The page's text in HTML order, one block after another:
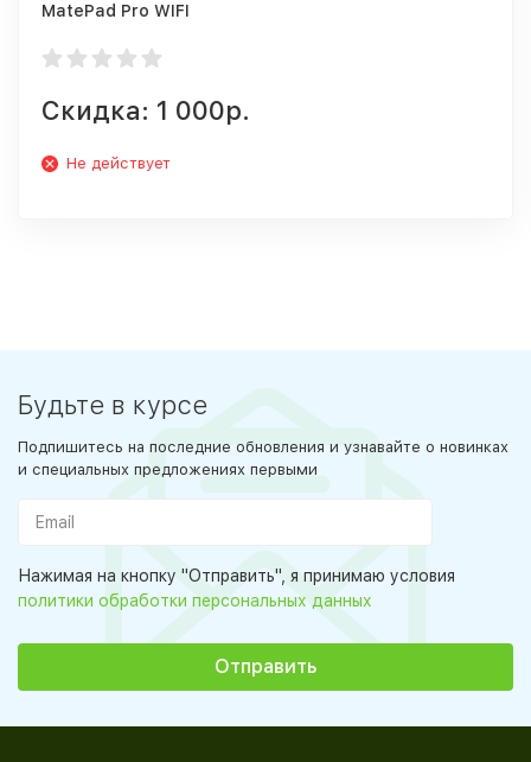
MatePad Pro WIFI
Скидка: 1 000р.
Не действует
Будьте в курсе
Подпишитесь на последние обновления и узнавайте о новинках
и специальных предложениях первыми
Нажимая на кнопку "Отправить", я принимаю условия
политики обработки персональных данных